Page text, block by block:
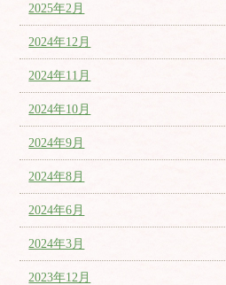
2025年2月
2024年12月
2024年11月
2024年10月
2024年9月
2024年8月
2024年6月
2024年3月
2023年12月